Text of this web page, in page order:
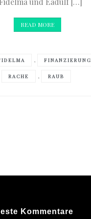
READ MORE
, FINANZIERUNG
RACHE , RAUB
Kommentare